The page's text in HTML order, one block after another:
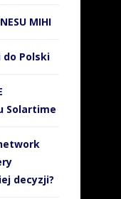
MIHI
do Polski
Solartime
network
decyzji?